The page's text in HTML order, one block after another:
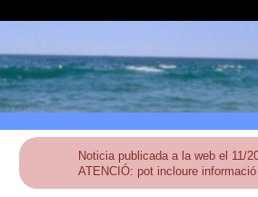
Noticia publicada a la web el 11/
ATENCIÓ: pot incloure